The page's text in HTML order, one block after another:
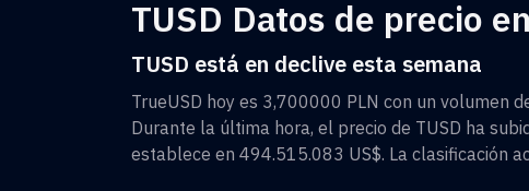
TUSD Datos de precio
TUSD está en declive esta semana
TrueUSD hoy es 3,700000 PLN con un volumen
Durante la última hora, el precio de TUSD ha
establece en 494.515.083 US$. La clasificación